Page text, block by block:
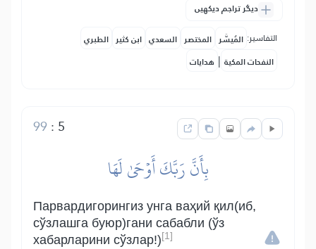
دیگر تراجم دیکھیں
التفاسير: المُيسَّر المختصر السعدي ابن كثير الطبري
النفحات المكية | هدايات
5
:
99
بِأَنَّ رَبَّكَ أَوۡحَىٰ لَهَا
Парвардигорингиз унга ваҳий қил(иб,
сўзлашга буюр)гани сабабли (ўз
хабарларини сўзлар!) [1]